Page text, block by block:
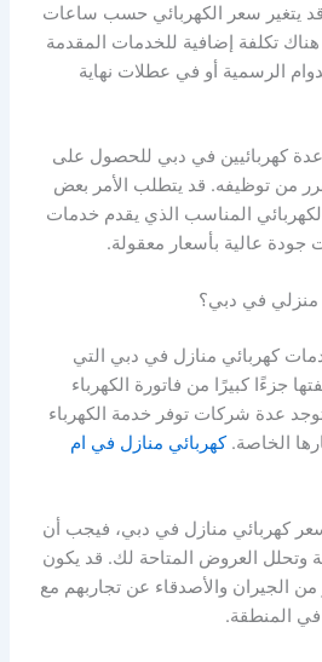
يتغير سعر الكهربائي حسب ساعات
تكلفة إضافية للخدمات المقدمة
الرسمية أو في عطلات نهاية
كهربائيين في دبي للحصول على
من توظيفه. قد يتطلب الأمر بعض
المناسب الذي يقدم خدمات
جودة عالية بأسعار معقولة.
منزلي في دبي؟
كهربائي منازل في دبي التي
جزءًا كبيرًا من فاتورة الكهرباء
عدة شركات توفر خدمة الكهرباء
الخاصة.كهربائي منازل في ام
كهربائي منازل في دبي، فيجب أن
وتحلل العروض المتاحة لك. قد يكون
الجيران والأصدقاء عن تجاربهم مع
في المنطقة.